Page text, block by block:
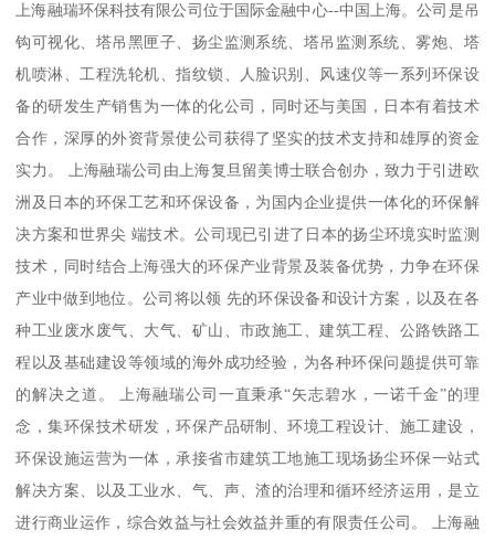
上海融瑞环保科技有限公司位于国际金融中心--中国上海。公司是吊
钩可视化、塔吊黑匣子、扬尘监测系统、塔吊监测系统、雾炮、塔
机喷淋、工程洗轮机、指纹锁、人脸识别、风速仪等一系列环保设
备的研发生产销售为一体的化公司，同时还与美国，日本有着技术
合作，深厚的外资背景使公司获得了坚实的技术支持和雄厚的资金
实力。 上海融瑞公司由上海复旦留美博士联合创办，致力于引进欧
洲及日本的环保工艺和环保设备，为国内企业提供一体化的环保解
决方案和世界尖 端技术。公司现已引进了日本的扬尘环境实时监测
技术，同时结合上海强大的环保产业背景及装备优势，力争在环保
产业中做到地位。公司将以领 先的环保设备和设计方案，以及在各
种工业废水废气、大气、矿山、市政施工、建筑工程、公路铁路工
程以及基础建设等领域的海外成功经验，为各种环保问题提供可靠
的解决之道。 上海融瑞公司一直秉承“矢志碧水，一诺千金”的理
念，集环保技术研发，环保产品研制、环境工程设计、施工建设，
环保设施运营为一体，承接省市建筑工地施工现场扬尘环保一站式
解决方案、以及工业水、气、声、渣的治理和循环经济运用，是立
进行商业运作，综合效益与社会效益并重的有限责任公司。 上海融